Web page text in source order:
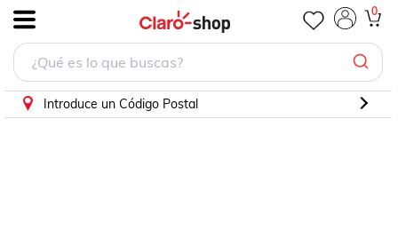
0
Introduce un Código Postal
PorCategorías
PorMarcas
PorDescuento